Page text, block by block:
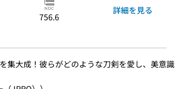
756.6
詳細を見る
集大成！彼らがどのような刀剣を愛し、美意識